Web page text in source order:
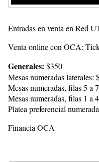
Entradas en venta en Red
Venta online con OCA:
Generales: $350
Mesas numeradas laterales:
Mesas numeradas, filas 5 a
Mesas numeradas, filas 1 a
Platea preferencial
Financia OCA